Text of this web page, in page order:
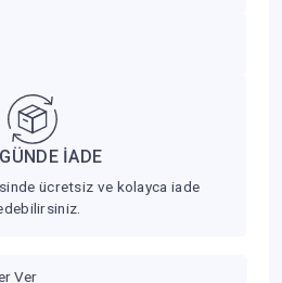
İADE
ücretsiz ve kolayca iade
Ver